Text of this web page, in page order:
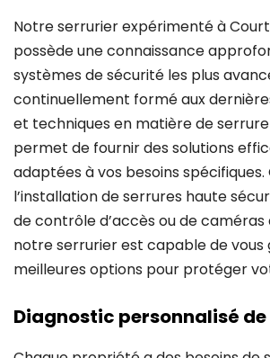
Notre serrurier expérimenté à
possède une connaissance
systèmes de sécurité les plus
continuellement formé aux
et techniques en matière de
permet de fournir des solutions
adaptées à vos besoins
l’installation de serrures haute
de contrôle d’accès ou de caméras
notre serrurier est capable de vous
meilleures options pour protéger
Diagnostic personnalisé